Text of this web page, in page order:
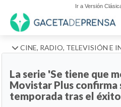
Ir a Versión
CINE, RADIO, TELEVISIÓN E
La serie 'Se tiene que
Movistar Plus confirma
temporada tras el